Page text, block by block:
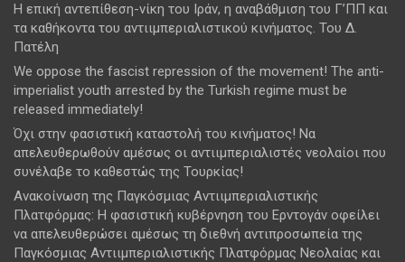
Η επική αντεπίθεση-νίκη του Ιράν, η αναβάθμιση του Γ’ΠΠ και
τα καθήκοντα του αντιιμπεριαλιστικού κινήματος. Του Δ.
Πατέλη
We oppose the fascist repression of the movement! The anti-
imperialist youth arrested by the Turkish regime must be
released immediately!
Όχι στην φασιστική καταστολή του κινήματος! Να
απελευθερωθούν αμέσως οι αντιιμπεριαλιστές νεολαίοι που
συνέλαβε το καθεστώς της Τουρκίας!
Ανακοίνωση της Παγκόσμιας Αντιιμπεριαλιστικής
Πλατφόρμας: Η φασιστική κυβέρνηση του Ερντογάν οφείλει
να απελευθερώσει αμέσως τη διεθνή αντιπροσωπεία της
Παγκόσμιας Αντιιμπεριαλιστικής Πλατφόρμας Νεολαίας και